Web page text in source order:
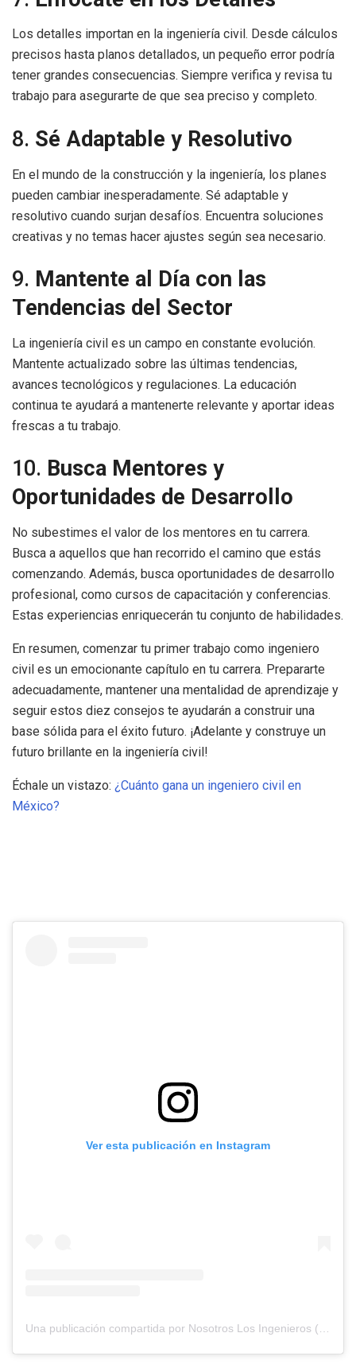
Los detalles importan en la ingeniería civil. Desde cálculos
precisos hasta planos detallados, un pequeño error podría
tener grandes consecuencias. Siempre verifica y revisa tu
trabajo para asegurarte de que sea preciso y completo.
8. Sé Adaptable y Resolutivo
En el mundo de la construcción y la ingeniería, los planes
pueden cambiar inesperadamente. Sé adaptable y
resolutivo cuando surjan desafíos. Encuentra soluciones
creativas y no temas hacer ajustes según sea necesario.
9. Mantente al Día con las
Tendencias del Sector
La ingeniería civil es un campo en constante evolución.
Mantente actualizado sobre las últimas tendencias,
avances tecnológicos y regulaciones. La educación
continua te ayudará a mantenerte relevante y aportar ideas
frescas a tu trabajo.
10. Busca Mentores y
Oportunidades de Desarrollo
No subestimes el valor de los mentores en tu carrera.
Busca a aquellos que han recorrido el camino que estás
comenzando. Además, busca oportunidades de desarrollo
profesional, como cursos de capacitación y conferencias.
Estas experiencias enriquecerán tu conjunto de habilidades.
En resumen, comenzar tu primer trabajo como ingeniero
civil es un emocionante capítulo en tu carrera. Prepararte
adecuadamente, mantener una mentalidad de aprendizaje y
seguir estos diez consejos te ayudarán a construir una
base sólida para el éxito futuro. ¡Adelante y construye un
futuro brillante en la ingeniería civil!
Échale un vistazo: ¿Cuánto gana un ingeniero civil en
México?
Ver esta publicación en Instagram
Una publicación compartida por Nosotros Los Ingenieros (@nosotros.los.ingenieros)